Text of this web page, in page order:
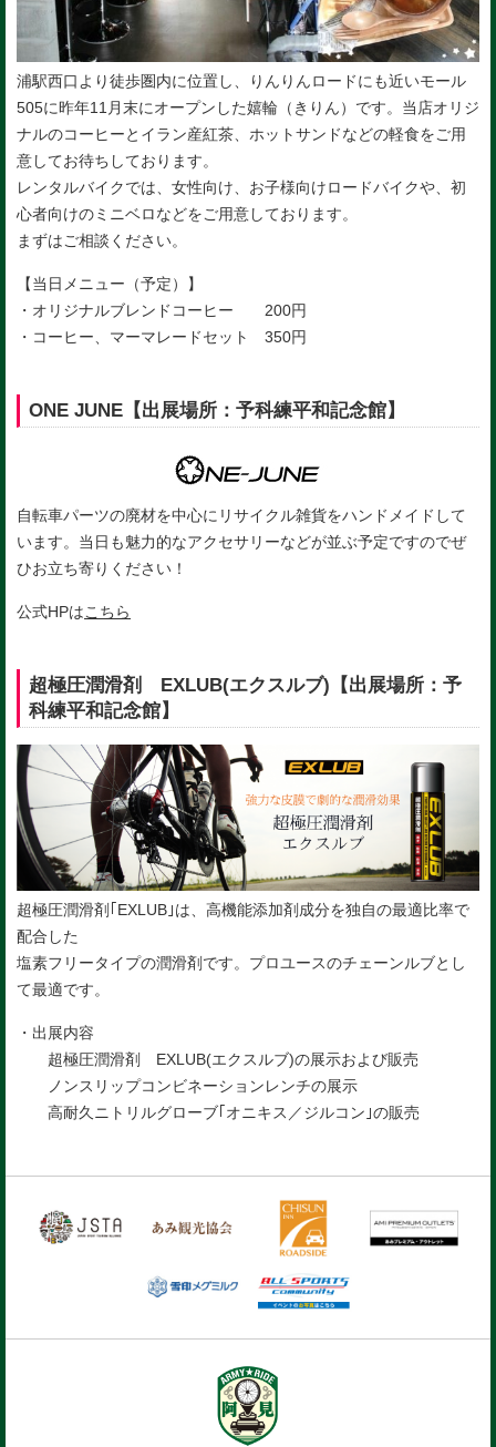
浦駅西口より徒歩圏内に位置し、
りんりんロードにも近いモール
505に昨年11月末にオープンした嬉輪（きりん）です。 当店オリジ
ナルのコーヒーとイラン産紅茶、 ホットサンドなどの軽食をご用
意してお待ちしております。
レンタルバイクでは、女性向け、お子様向けロードバイクや、 初
心者向けのミニベロなどをご用意しております。
まずはご相談ください。
【当日メニュー（予定）】
・オリジナルブレンドコーヒー 200円
・コーヒー、マーマレードセット 350円
ONE JUNE【出展場所：予科練平和記念館】
自転車パーツの廃材を中心にリサイクル雑貨をハンドメイドして
います。当日も魅力的なアクセサリーなどが並ぶ予定ですのでぜ
ひお立ち寄りください！
公式HPはこちら
超極圧潤滑剤 EXLUB(エクスルブ)【出展場所：予
科練平和記念館】
超極圧潤滑剤｢EXLUB｣は、 高機能添加剤成分を独自の最適比率で
配合した
塩素フリータイプの潤滑剤です。 プロユースのチェーンルブとし
て最適です。
・出展内容
超極圧潤滑剤 EXLUB(エクスルブ)の展示および販売
ノンスリップコンビネーションレンチの展示
高耐久ニトリルグローブ｢オニキス／ジルコン｣の販売